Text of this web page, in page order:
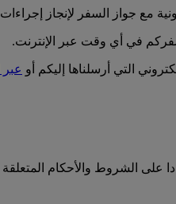
مع جواز السفر لإنجاز
في أي وقت عبر الإنترنت.
التي أرسلناها إليكم أو عبر
على الشروط والأحكام المتعلقة